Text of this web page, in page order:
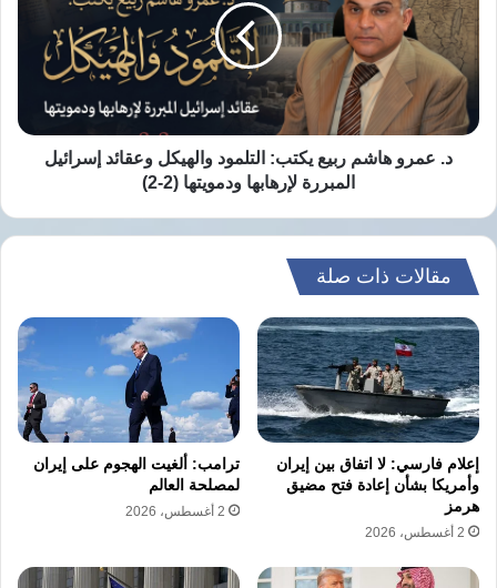
ربيع
يكتب:
التلمود
والهيكل
وعقائد
إسرائيل
المبررةد. عمرو هاشم ربيع يكتب: التلمود والهيكل وعقائد إسرائيل
المبررة لإرهابها ودمويتها (2-2)
مقالات ذات صلة
إعلام فارسي: لا اتفاق بين إيران
وأمريكا بشأن إعادة فتح مضيق
هرمز
2 أغسطس، 2026
ترامب: ألغيت الهجوم على إيران
لمصلحة العالم
2 أغسطس، 2026